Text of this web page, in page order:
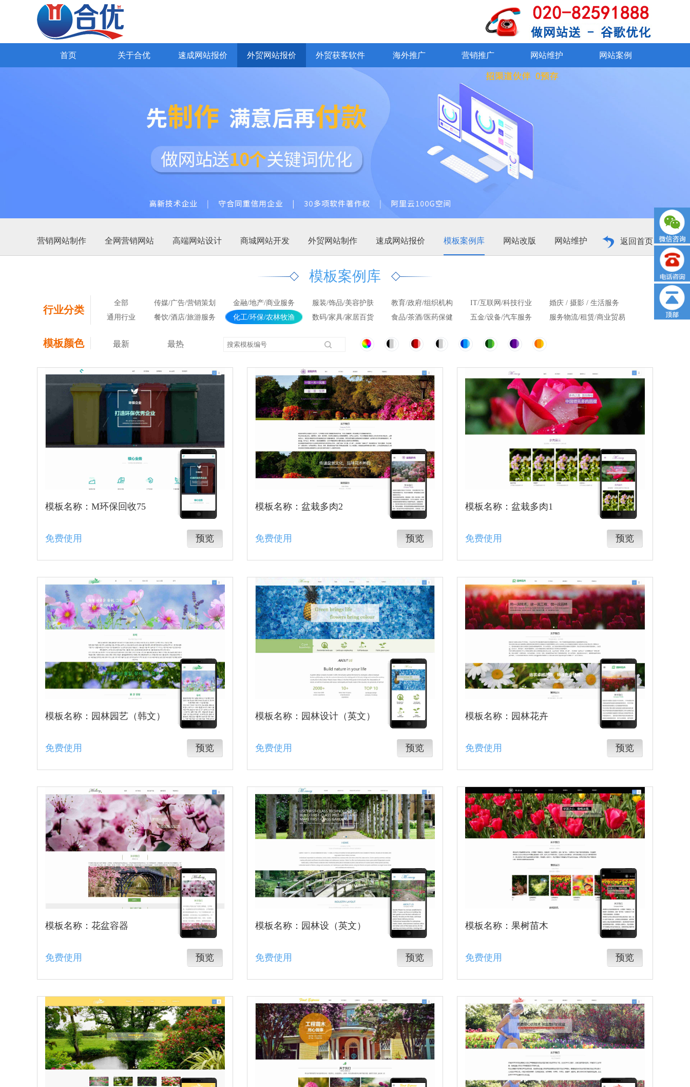
首页 关于合优 速成网站报价 外贸网站报价 外贸获客软件 海外推广 营销推广
营销推广
网站维护 网站案例
外贸网站报价
通
在线交易系统
360°VR看厂
Google推广
SEO网站优化 SSL证书
知名企业 企业官网 商务服务 商城、行业门户 响应式、H5网站 手机、微信
营销网站制作 全网营销网站 高端网站设计 商城网站开发 外贸网站制作 速成网站报价 模板案例库 网站改版 网站维护 返回首页
模板案例库
行业分类
全部 传媒/广告/营销策划 金融/地产/商业服务 服装/饰品/美容护肤 教育/政府/组织机构 IT/互联网/科技行业
婚庆 / 摄影 / 生活服务
通用行业
餐饮/酒店/旅游服务 化工/环保/农林牧渔 数码/家具/家居百货 食品/茶酒/医药保健 五金/设备/汽车服务 服务物流/租赁/商业贸易
模板颜色 最新 最热
模板名称：M环保回收75
免费使用 预览
模板名称：盆栽多肉2
免费使用 预览
模板名称：盆栽多肉1
免费使用 预览
模板名称：园林园艺（韩文）
免费使用 预览
模板名称：园林设计（英文）
免费使用 预览
模板名称：园林花卉
免费使用 预览
模板名称：花盆容器
免费使用 预览
模板名称：园林设（英文）
免费使用 预览
模板名称：果树苗木
免费使用 预览